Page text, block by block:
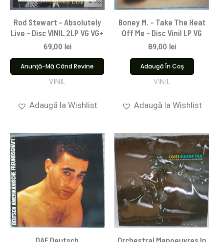
Rod Stewart – Absolutely
Live – Disc VINIL 2LP VG VG+
69,00 lei
Anunță-Mă Când Revine
VINIL
Adaugă la Wishlist
Boney M. – Take The Heat
Off Me – Disc Vinil LP VG
89,00 lei
Adaugă În Coș
VINIL
Adaugă la Wishlist
DAF Deutsch
Orchestral Manoeuvres In